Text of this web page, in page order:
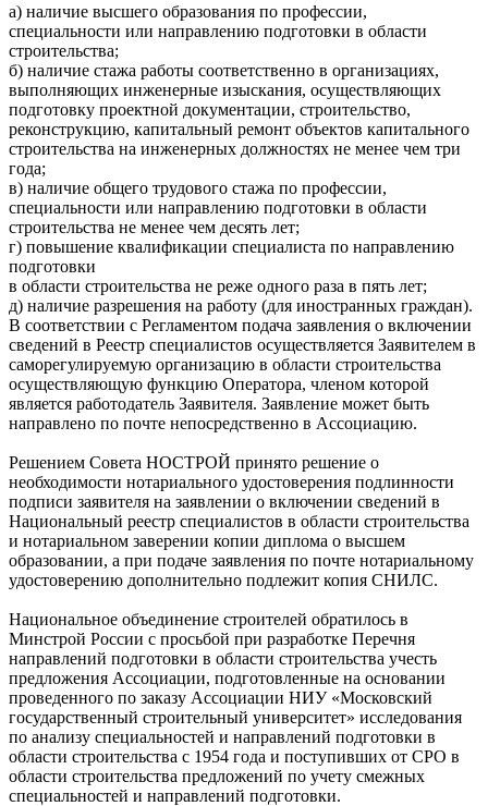
а) наличие высшего образования по профессии,
специальности или направлению подготовки в области
строительства;
б) наличие стажа работы соответственно в организациях,
выполняющих инженерные изыскания, осуществляющих
подготовку проектной документации, строительство,
реконструкцию, капитальный ремонт объектов капитального
строительства на инженерных должностях не менее чем три
года;
в) наличие общего трудового стажа по профессии,
специальности или направлению подготовки в области
строительства не менее чем десять лет;
г) повышение квалификации специалиста по направлению
подготовки
в области строительства не реже одного раза в пять лет;
д) наличие разрешения на работу (для иностранных граждан).
В соответствии с Регламентом подача заявления о включении
сведений в Реестр специалистов осуществляется Заявителем в
саморегулируемую организацию в области строительства
осуществляющую функцию Оператора, членом которой
является работодатель Заявителя. Заявление может быть
направлено по почте непосредственно в Ассоциацию.
Решением Совета НОСТРОЙ принято решение о
необходимости нотариального удостоверения подлинности
подписи заявителя на заявлении о включении сведений в
Национальный реестр специалистов в области строительства
и нотариальном заверении копии диплома о высшем
образовании, а при подаче заявления по почте нотариальному
удостоверению дополнительно подлежит копия СНИЛС.
Национальное объединение строителей обратилось в
Минстрой России с просьбой при разработке Перечня
направлений подготовки в области строительства учесть
предложения Ассоциации, подготовленные на основании
проведенного по заказу Ассоциации НИУ «Московский
государственный строительный университет» исследования
по анализу специальностей и направлений подготовки в
области строительства с 1954 года и поступивших от СРО в
области строительства предложений по учету смежных
специальностей и направлений подготовки.